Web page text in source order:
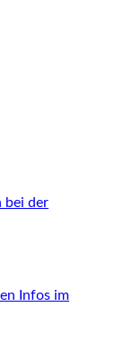
bei der
Infos im